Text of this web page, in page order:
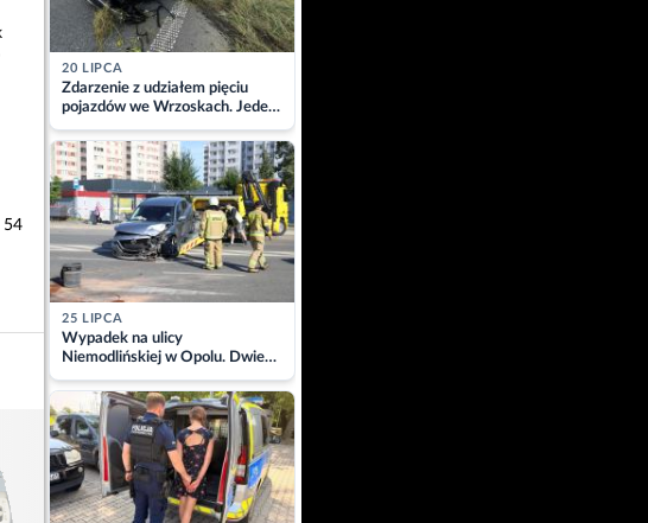
54
20 LIPCA
Zdarzenie z udziałem pięciu
pojazdów we Wrzoskach. Jeden
z kierowców zabrany w
kajdankach
25 LIPCA
Wypadek na ulicy
Niemodlińskiej w Opolu. Dwie
osoby w szpitalu